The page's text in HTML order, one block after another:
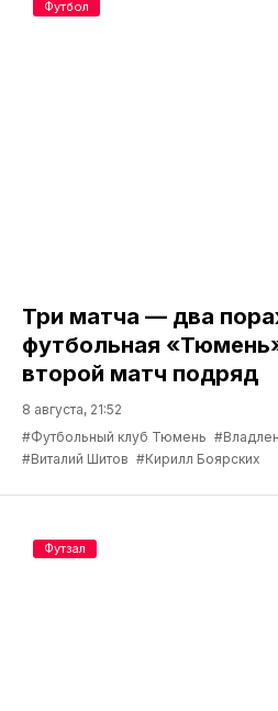
Три матча — два
футбольная
второй матч подряд
8 августа, 21:52
#Футбольный клуб Тюмень
#Виталий Шитов #Кирилл Боярских
Футбол
Футзал